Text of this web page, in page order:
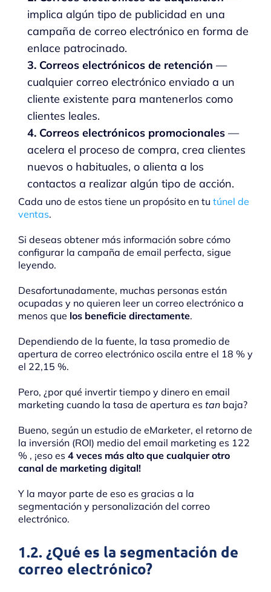
implica algún tipo de publicidad en una
campaña de correo electrónico en forma de
enlace patrocinado.
3. Correos electrónicos de retención —
cualquier correo electrónico enviado a un
cliente existente para mantenerlos como
clientes leales.
4. Correos electrónicos promocionales —
acelera el proceso de compra, crea clientes
nuevos o habituales, o alienta a los
contactos a realizar algún tipo de acción.
Cada uno de estos tiene un propósito en tu túnel de
ventas.
Si deseas obtener más información sobre cómo
configurar la campaña de email perfecta, sigue
leyendo.
Desafortunadamente, muchas personas están
ocupadas y no quieren leer un correo electrónico a
menos que los beneficie directamente.
Dependiendo de la fuente, la tasa promedio de
apertura de correo electrónico oscila entre el 18 % y
el 22,15 %.
Pero, ¿por qué invertir tiempo y dinero en email
marketing cuando la tasa de apertura es tan baja?
Bueno, según un estudio de eMarketer, el retorno de
la inversión (ROI) medio del email marketing es 122
% , ¡eso es 4 veces más alto que cualquier otro
canal de marketing digital!
Y la mayor parte de eso es gracias a la
segmentación y personalización del correo
electrónico.
1.2. ¿Qué es la segmentación de
correo electrónico?